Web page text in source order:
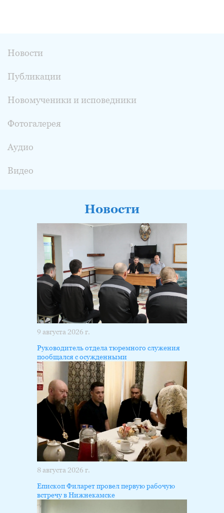
Новости
Публикации
Новомученики и исповедники
Фотогалерея
Аудио
Видео
Новости
9 августа 2026 г.
Руководитель отдела тюремного служения
пообщался с осужденными
8 августа 2026 г.
Епископ Филарет провел первую рабочую
встречу в Нижнекамске